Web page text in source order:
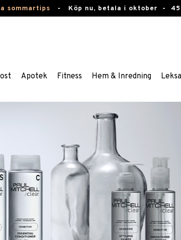
sommartips - Köp nu, betala i oktober -
Apotek Fitness Hem & Inredning